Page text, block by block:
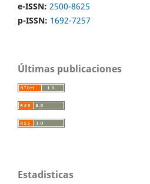
e-ISSN: 2500-8625
p-ISSN: 1692-7257
Últimas publicaciones
Estadisticas